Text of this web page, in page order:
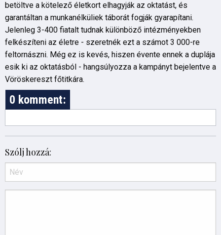
betöltve a kötelező életkort elhagyják az oktatást, és
garantáltan a munkanélküliek táborát fogják gyarapítani.
Jelenleg 3-400 fiatalt tudnak különböző intézményekben
felkészíteni az életre - szeretnék ezt a számot 3 000-re
feltornászni. Még ez is kevés, hiszen évente ennek a duplája
esik ki az oktatásból - hangsúlyozza a kampányt bejelentve a
Vöröskereszt főtitkára.
0 komment:
Szólj hozzá: